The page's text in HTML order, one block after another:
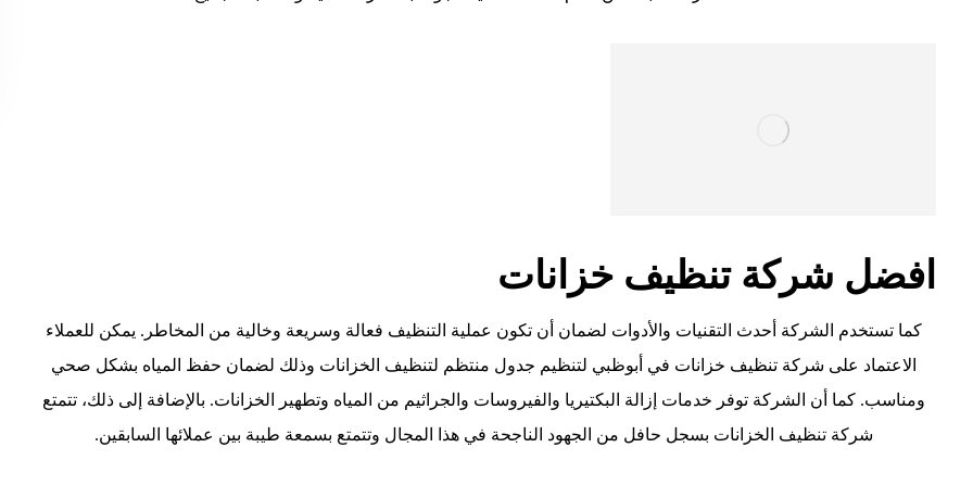
افضل شركة تنظيف خزانات
كما تستخدم الشركة أحدث التقنيات والأدوات لضمان أن تكون عملية التنظيف فعالة وسريعة وخالية من المخاطر. يمكن للعملاء
الاعتماد على شركة تنظيف خزانات في أبوظبي لتنظيم جدول منتظم لتنظيف الخزانات وذلك لضمان حفظ المياه بشكل صحي
ومناسب. كما أن الشركة توفر خدمات إزالة البكتيريا والفيروسات والجراثيم من المياه وتطهير الخزانات. بالإضافة إلى ذلك، تتمتع
شركة تنظيف الخزانات بسجل حافل من الجهود الناجحة في هذا المجال وتتمتع بسمعة طيبة بين عملائها السابقين.